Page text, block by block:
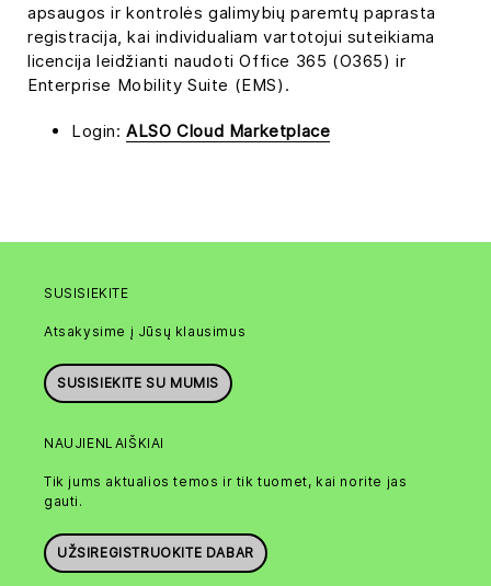
apsaugos ir kontrolės galimybių paremtų paprasta
registracija, kai individualiam vartotojui suteikiama
licencija leidžianti naudoti Office 365 (O365) ir
Enterprise Mobility Suite (EMS).
Login:ALSO Cloud Marketplace
SUSISIEKITE
Atsakysime į Jūsų klausimus
SUSISIEKITE SU MUMIS
NAUJIENLAIŠKIAI
Tik jums aktualios temos ir tik tuomet, kai norite jas
gauti.
UŽSIREGISTRUOKITE DABAR